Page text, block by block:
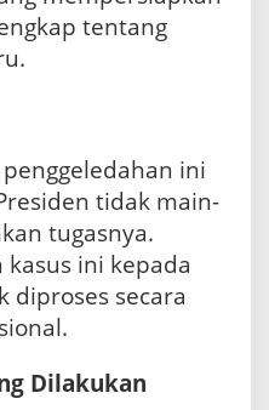
tentang
ini
tidak main-
tugasnya.
ini kepada
diproses secara
Dilakukan